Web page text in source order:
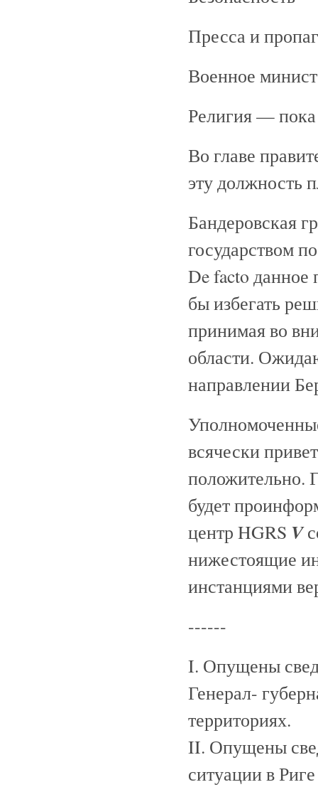
Пресса и
Военное
Религия — пока
Во главе
эту должность
Бандеровская
государством
De facto данное
бы избегать
принимая во
области.
направлении
всячески
положительно.
будет
центр HGRS V
нижестоящие
инстанциями
------
I. Опущены
Генерал-
территориях.
II. Опущены
ситуации в